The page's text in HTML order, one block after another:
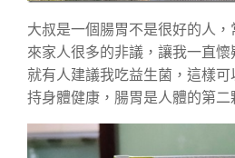
大叔是一個腸胃不是很好的人
來家人很多的非議，讓我一直
就有人建議我吃益生菌，這樣
持身體健康，腸胃是人體的第二